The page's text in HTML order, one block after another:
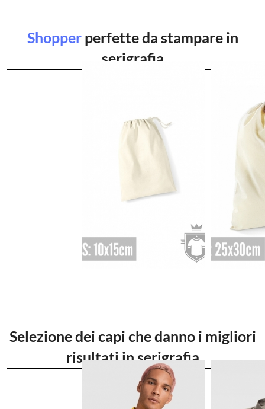
Shopperperfette da stampare in
serigrafia
€0.43
Selezione dei capi che danno i migliori
risultati in serigrafia